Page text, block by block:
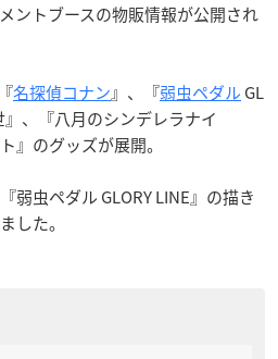
ントブースの物販情報が公開され
名探偵コナン』、『弱虫ペダル GL
、『八月のシンデレラナイ
』のグッズが展開。
弱虫ペダル GLORY LINE』の描き
した。